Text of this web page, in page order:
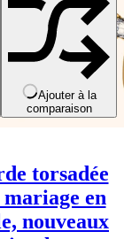
Ajouter à la
comparaison
torsadée
en
nouveaux